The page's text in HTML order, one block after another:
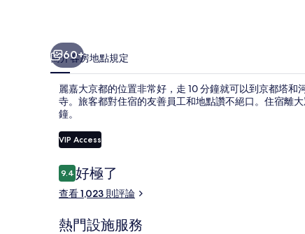
60+
簡介客房地點規定
麗嘉大京都的位置非常好，走 10 分鐘就可以到京都塔
寺。旅客都對住宿的友善員工和地點讚不絕口。住宿離
鐘。
VIP Access
評
論
9.49.4 分，滿分 10 分，
好極了
查看 1,023 則評論
熱門設施服務